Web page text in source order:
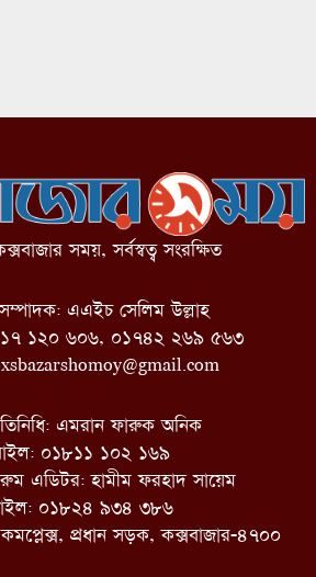
সময়, সর্বস্বত্ব সংরক্ষিত
সম্পাদক: এএইচ সেলিম উল্লাহ
১২০ ৬০৬, ০১৭৪২ ২৬৯ ৫৬৩
এমরান ফারুক অনিক
০১৮১১ ১০২ ১৬৯
এডিটর: হামীম ফরহাদ সায়েম
০১৮২৪ ৯৩৪ ৩৮৬
প্রধান সড়ক, কক্সবাজার-৪৭০০